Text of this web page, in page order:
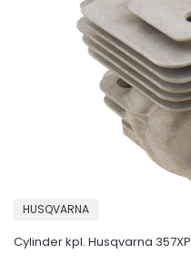
Cylinder kpl. Husqvarna 357XP
PRODUCENT
HUSQVARNA